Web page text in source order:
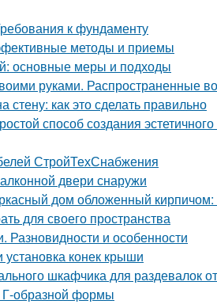
к фундаменту
методы и приемы
основные меры и подходы
руками. Распространенные
стену: как это сделать правильно
способ создания
СтройТехСнабжения
двери снаружи
дом обложенный
для своего пространства
Разновидности и особенности
конек крыши
шкафчика для раздевалок
образной формы